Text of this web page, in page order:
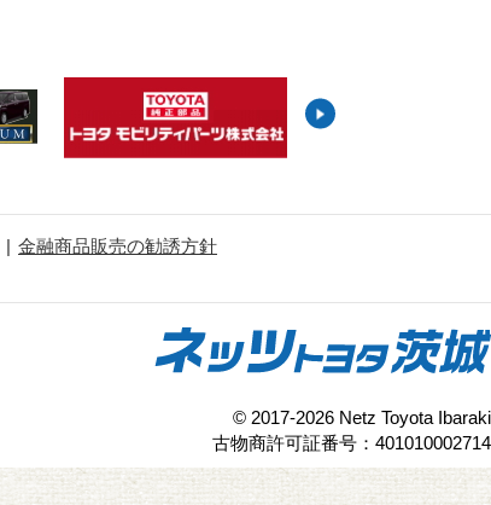
金融商品販売の勧誘方針
© 2017-2026 Netz Toyota Ibaraki
古物商許可証番号：401010002714